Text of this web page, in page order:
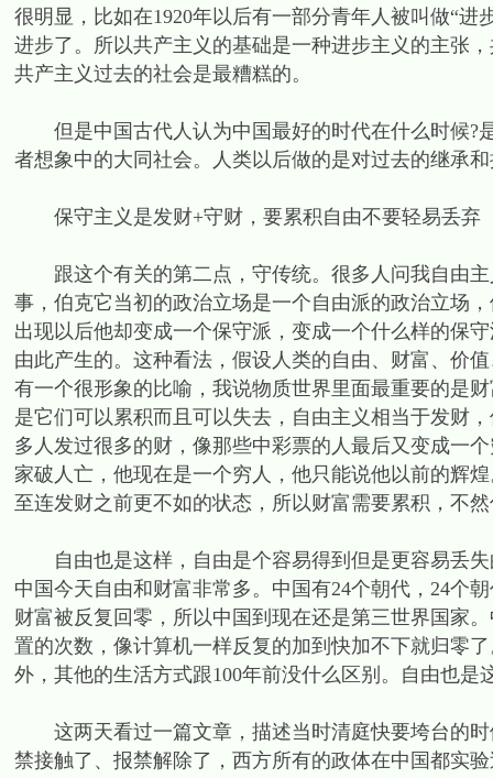
很明显，比如在1920年以后有一部分青年人被叫做“
进步了。所以共产主义的基础是一种进步主义的主张
共产主义过去的社会是最糟糕的。
但是中国古代人认为中国最好的时代在什么时候?
者想象中的大同社会。人类以后做的是对过去的继承
保守主义是发财+守财，要累积自由不要轻易丢弃
跟这个有关的第二点，守传统。很多人问我自由主
事，伯克它当初的政治立场是一个自由派的政治立场
出现以后他却变成一个保守派，变成一个什么样的保
由此产生的。这种看法，假设人类的自由、财富、价
有一个很形象的比喻，我说物质世界里面最重要的是
是它们可以累积而且可以失去，自由主义相当于发财
多人发过很多的财，像那些中彩票的人最后又变成一
家破人亡，他现在是一个穷人，他只能说他以前的辉
至连发财之前更不如的状态，所以财富需要累积，不
自由也是这样，自由是个容易得到但是更容易丢失
中国今天自由和财富非常多。中国有24个朝代，24个
财富被反复回零，所以中国到现在还是第三世界国家
置的次数，像计算机一样反复的加到快加不下就归零
外，其他的生活方式跟100年前没什么区别。自由也是
这两天看过一篇文章，描述当时清庭快要垮台的时
禁接触了、报禁解除了，西方所有的政体在中国都实